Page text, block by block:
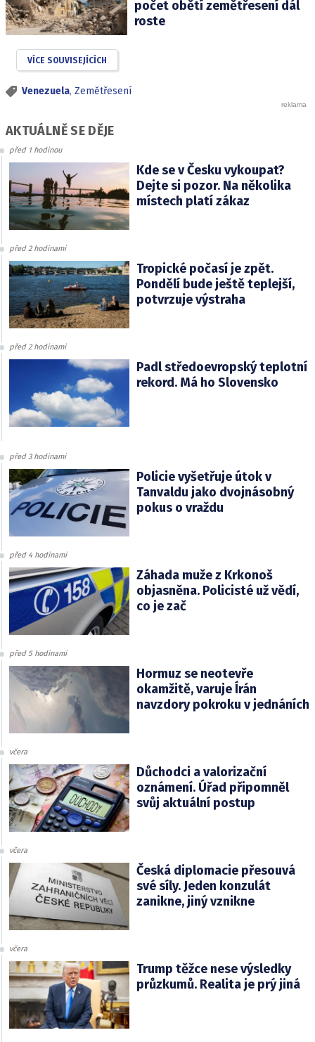
počet obětí zemětřesení dál
roste
VÍCE SOUVISEJÍCÍCH
Venezuela, Zemětřesení
AKTUÁLNĚ SE DĚJE
před 1 hodinou
Kde se v Česku vykoupat?
Dejte si pozor. Na několika
místech platí zákaz
před 2 hodinami
Tropické počasí je zpět.
Pondělí bude ještě teplejší,
potvrzuje výstraha
před 2 hodinami
Padl středoevropský teplotní
rekord. Má ho Slovensko
před 3 hodinami
Policie vyšetřuje útok v
Tanvaldu jako dvojnásobný
pokus o vraždu
před 4 hodinami
Záhada muže z Krkonoš
objasněna. Policisté už vědí,
co je zač
před 5 hodinami
Hormuz se neotevře
okamžitě, varuje Írán
navzdory pokroku v jednáních
včera
Důchodci a valorizační
oznámení. Úřad připomněl
svůj aktuální postup
včera
Česká diplomacie přesouvá
své síly. Jeden konzulát
zanikne, jiný vznikne
včera
Trump těžce nese výsledky
průzkumů. Realita je prý jiná